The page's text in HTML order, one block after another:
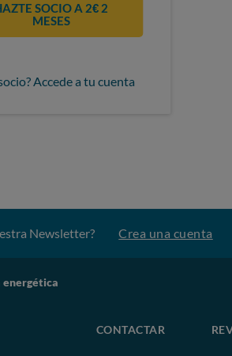
SOCIO A 2€ 2
MESES
Accede a tu cuenta
Newsletter? Crea una cuenta
energética
CONTACTAR